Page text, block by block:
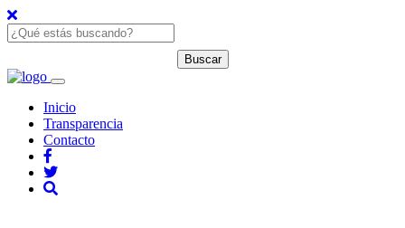
Inicio
Transparencia
Contacto